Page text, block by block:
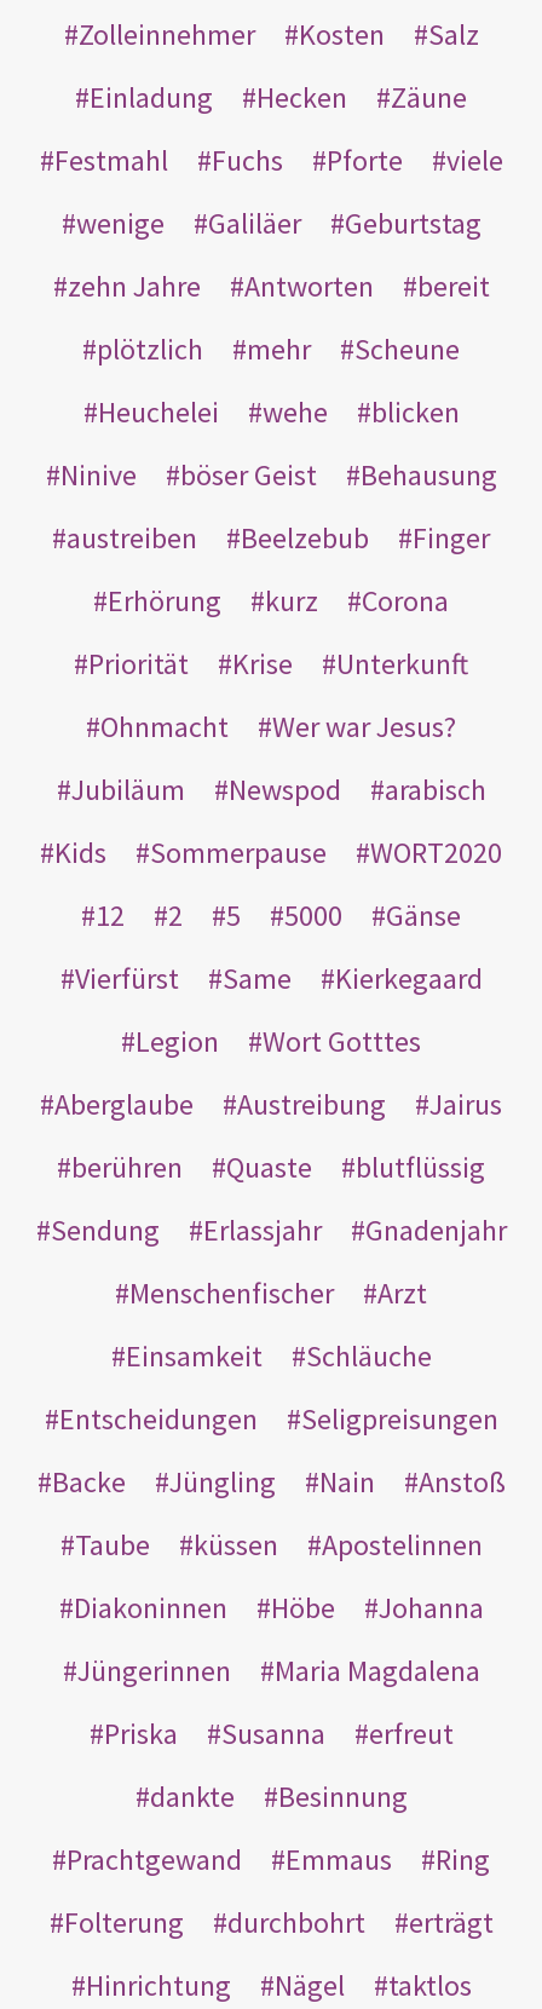
Zolleinnehmer Kosten
Salz
Einladung
Hecken
Zäune
Festmahl
Fuchs Pforte
viele
wenige
Galiläer
Geburtstag
zehn Jahre
Antworten
bereit
plötzlich
mehr
Scheune
Heuchelei
wehe
blicken
Ninive
böser Geist
Behausung
austreiben
Beelzebub
Finger
Erhörung
kurz
Corona
Priorität
Krise
Unterkunft
Ohnmacht
Wer war Jesus?
Jubiläum
Newspod
arabisch
Kids
Sommerpause
WORT2020
12
2 5 5000
Gänse
Vierfürst
Same
Kierkegaard
Legion
Wort Gotttes
Aberglaube
Austreibung
Jairus
berühren
Quaste
blutflüssig
Sendung
Erlassjahr
Gnadenjahr
Menschenfischer
Arzt
Einsamkeit
Schläuche
Entscheidungen
Seligpreisungen
Backe
Jüngling Nain
Anstoß
Taube
küssen
Apostelinnen
Diakoninnen
Höbe
Johanna
Jüngerinnen
Maria Magdalena
Priska
Susanna
erfreut
dankte
Besinnung
Prachtgewand
Emmaus
Ring
Folterung
durchbohrt
erträgt
Hinrichtung
Nägel
taktlos